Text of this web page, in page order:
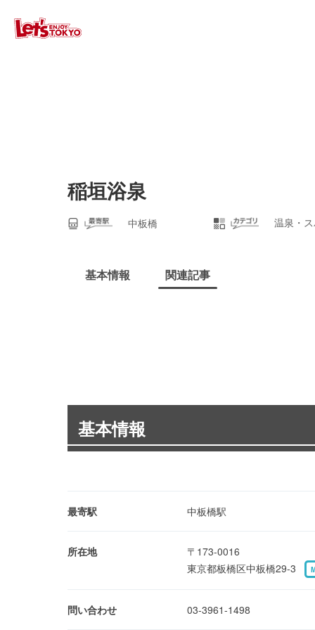
稲垣浴泉
中板橋 温泉・
基本情報 関連記事
基本情報
最寄駅 中板橋駅
所在地
〒173-0016
東京都板橋区中板橋29-3
問い合わせ 03-3961-1498